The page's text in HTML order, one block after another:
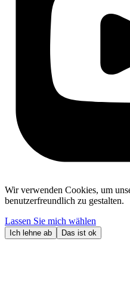
Wir verwenden Cookies, um
benutzerfreundlich zu gestalten.
Lassen Sie mich wählen
Ich lehne ab Das ist ok